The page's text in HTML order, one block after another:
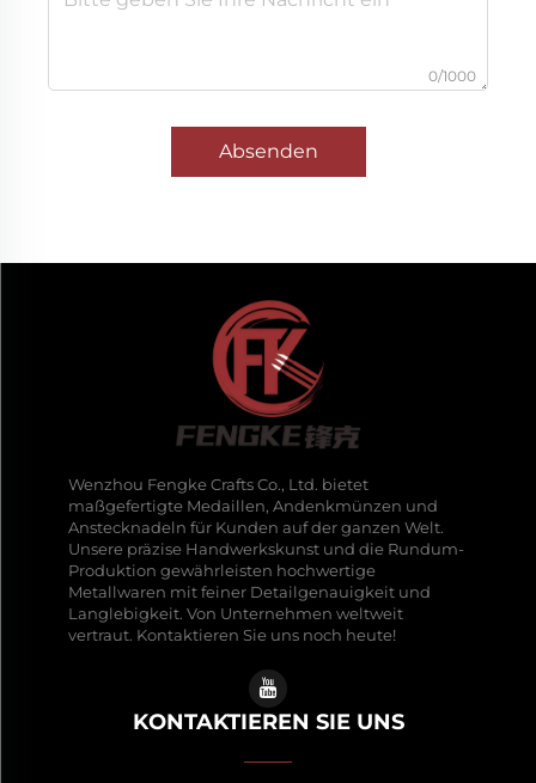
0/1000
Absenden
Wenzhou Fengke Crafts Co., Ltd. bietet
maßgefertigte Medaillen, Andenkmünzen und
Anstecknadeln für Kunden auf der ganzen Welt.
Unsere präzise Handwerkskunst und die Rundum-
Produktion gewährleisten hochwertige
Metallwaren mit feiner Detailgenauigkeit und
Langlebigkeit. Von Unternehmen weltweit
vertraut. Kontaktieren Sie uns noch heute!
KONTAKTIEREN SIE UNS